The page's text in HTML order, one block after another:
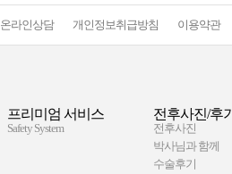
온라인상담 개인정보취급방침 이용약관
프리미엄 서비스
Safety System
전후사진/후기
전후사진
박사님과 함께
수술후기